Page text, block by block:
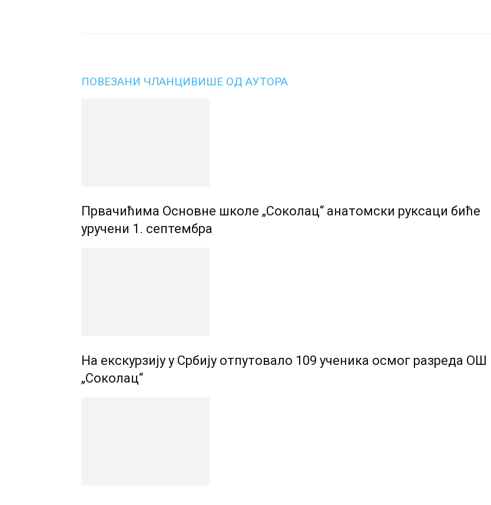
ПОВЕЗАНИ ЧЛАНЦИВИШЕ ОД АУТОРА
Првачићима Основне школе „Соколац“ анатомски руксаци биће
уручени 1. септембра
На екскурзију у Србију отпутовало 109 ученика осмог разреда ОШ
„Соколац“